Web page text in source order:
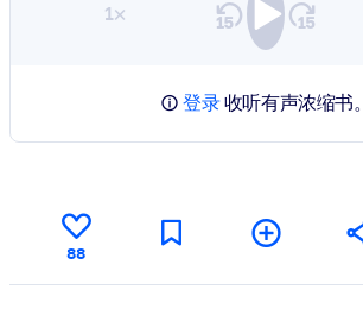
1×
登录收听有声浓缩书。
88